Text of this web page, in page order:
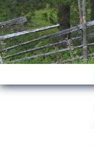
Hyppää
pääsisältöön